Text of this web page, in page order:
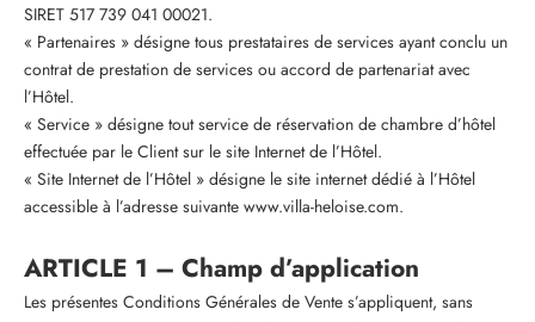
SIRET 517 739 041 00021.
« Partenaires » désigne tous prestataires de services ayant conclu un
contrat de prestation de services ou accord de partenariat avec
l’Hôtel.
« Service » désigne tout service de réservation de chambre d’hôtel
effectuée par le Client sur le site Internet de l’Hôtel.
« Site Internet de l’Hôtel » désigne le site internet dédié à l’Hôtel
accessible à l’adresse suivante www.villa-heloise.com.
ARTICLE 1 – Champ d’application
Les présentes Conditions Générales de Vente s’appliquent, sans